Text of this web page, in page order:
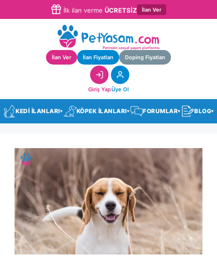
İlk ilan verme ÜCRETSİZ İlan Ver
İlan Ver İlan Fiyatları Doping Fiyatları
Giriş YapÜye Ol
KEDİ İLANLARI▾ KÖPEK İLANLARI▾ FORUMLAR▾ BLOG▾